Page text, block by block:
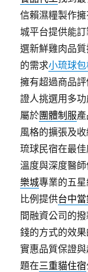
信賴濕糧製作擁
城平台提供能
選新鮮雞肉品
的需求小琉球
擁有超過商品
證人挑選用多
屬於團體制服
風格的擴張及
琉球民宿在最
溫度與深度醫
樂城專業的五
比例提供台中
間融資公司的
錢的方式的效
實惠品質保證
題在三重貓住宿